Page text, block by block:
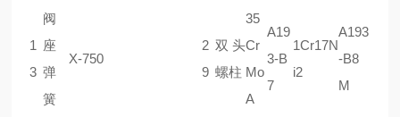
1
3
阀
座
弹
簧
X-750
2
9
双头
螺柱
35
Cr
Mo
A
A19
3-B
7
1Cr17N
i2
A193
-B8
M